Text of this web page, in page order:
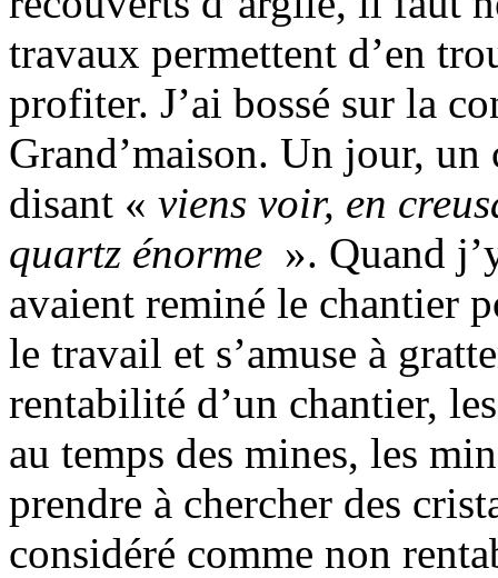
travaux permettent d’en
profiter. J’ai bossé sur la
Grand’maison. Un jour,
disant « viens voir, en
quartz énorme ». Quand
avaient reminé le chantier
le travail et s’amuse à
rentabilité d’un chantier,
au temps des mines, les
prendre à chercher des
considéré comme non